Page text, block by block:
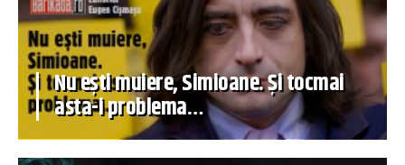
Nu ești muiere, Simioane. Și tocmai
asta-i problema…